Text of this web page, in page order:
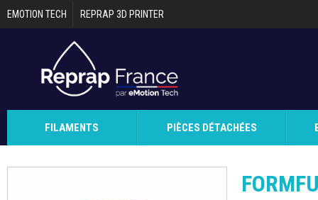
Aller au contenu principal
EMOTION TECH REPRAP 3D PRINTER
FILAMENTS PIÈCES DÉTACHÉES